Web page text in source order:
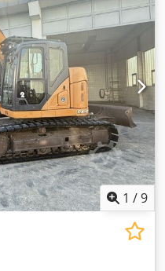
1 /9